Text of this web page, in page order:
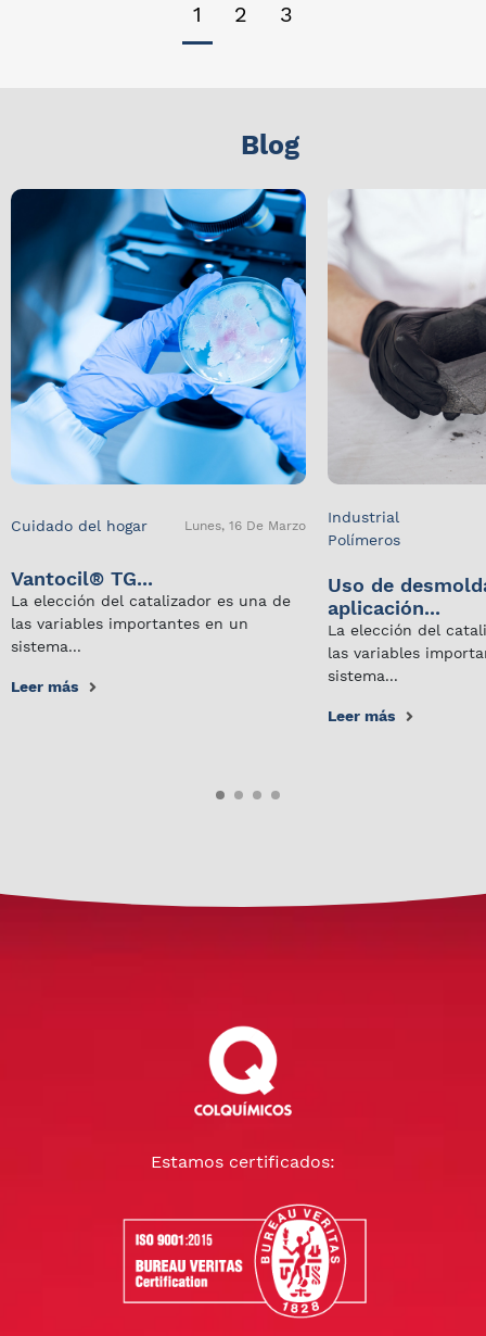
1 2 3
Blog
Cuidado del hogar Lunes, 16 De Marzo
Vantocil® TG...
La elección del catalizador es una de
las variables importantes en un
sistema...
Leer más
Industrial
Polímeros
Uso de
aplicación...
La elección del
las variables
sistema...
Leer más
Estamos certificados: